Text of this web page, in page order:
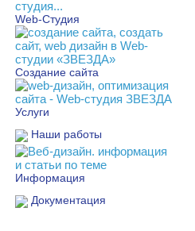
Web-Студия
Создание сайта
Услуги
Наши работы
Информация
Документация